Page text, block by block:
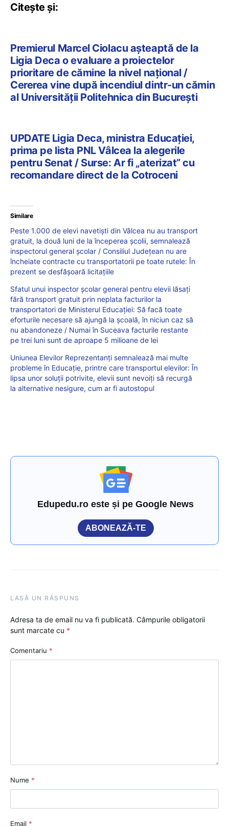
Citește și:
Premierul Marcel Ciolacu așteaptă de la
Ligia Deca o evaluare a proiectelor
prioritare de cămine la nivel național /
Cererea vine după incendiul dintr-un cămin
al Universității Politehnica din București
UPDATE Ligia Deca, ministra Educației,
prima pe lista PNL Vâlcea la alegerile
pentru Senat / Surse: Ar fi „aterizat” cu
recomandare direct de la Cotroceni
Similare
Peste 1.000 de elevi navetiști din Vâlcea nu au transport
gratuit, la două luni de la începerea școlii, semnalează
inspectorul general școlar / Consiliul Județean nu are
încheiate contracte cu transportatorii pe toate rutele: În
prezent se desfășoară licitațiile
Sfatul unui inspector școlar general pentru elevii lăsați
fără transport gratuit prin neplata facturilor la
transportatori de Ministerul Educației: Să facă toate
eforturile necesare să ajungă la școală, în niciun caz să
nu abandoneze / Numai în Suceava facturile restante
pe trei luni sunt de aproape 5 milioane de lei
Uniunea Elevilor Reprezentanți semnalează mai multe
probleme în Educație, printre care transportul elevilor: În
lipsa unor soluții potrivite, elevii sunt nevoiți să recurgă
la alternative nesigure, cum ar fi autostopul
Edupedu.ro este și pe Google News
ABONEAZĂ-TE
LASĂ UN RĂSPUNS
Adresa ta de email nu va fi publicată. Câmpurile obligatorii
sunt marcate cu *
Comentariu *
Nume *
Email *